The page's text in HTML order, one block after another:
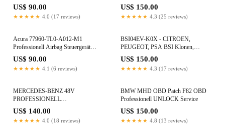
VW AUDI SKODA SEAT
US$ 90.00
★★★★★ 4.0 (17 reviews)
VW AUDI SKODA SEAT
US$ 150.00
★★★★★ 4.3 (25 reviews)
Acura 77960-TL0-A012-M1
Professionell Airbag Steuergerät
Reparatur
US$ 90.00
★★★★★ 4.1 (6 reviews)
BSI04EV-K0X - CITROEN,
PEUGEOT, PSA BSI Klonen,
Datenübernahme, Reparatur, Citroen
US$ 150.00
★★★★★ 4.3 (17 reviews)
MERCEDES-BENZ 48V
PROFESSIONELL
LITHIUMBATTERIE REPARATUR
W205
US$ 140.00
★★★★★ 4.0 (18 reviews)
BMW MHD OBD Patch F82 OBD
Professionell UNLOCK Service
US$ 150.00
★★★★★ 4.8 (13 reviews)